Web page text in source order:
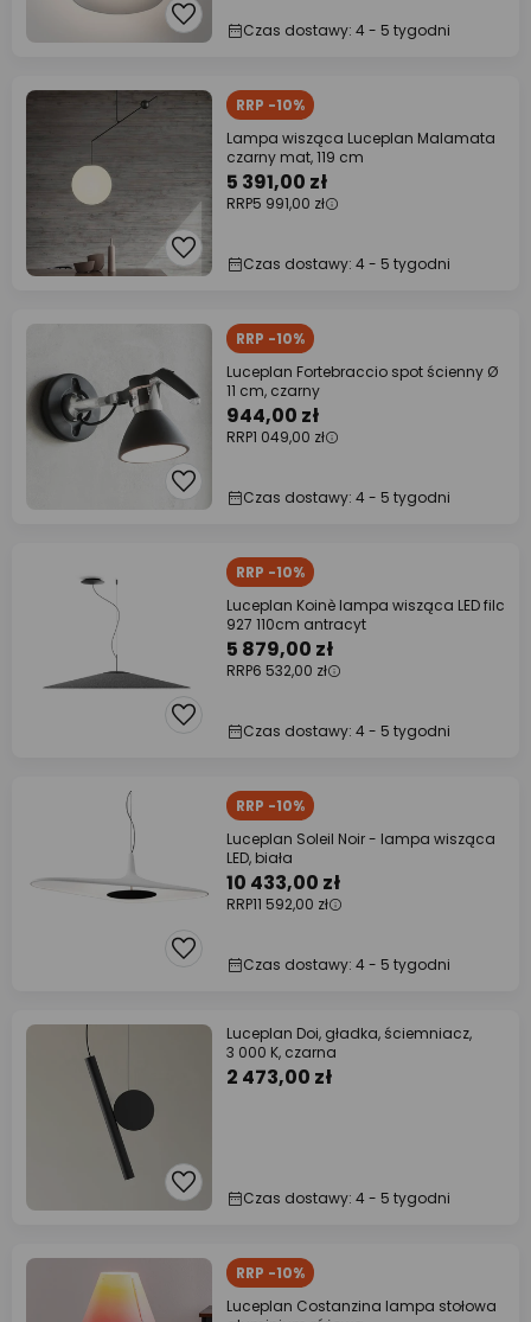
Czas dostawy: 4 - 5 tygodni
RRP -10%
Lampa wisząca Luceplan Malamata
czarny mat, 119 cm
5 391,00 zł
RRP5 991,00 zł
Czas dostawy: 4 - 5 tygodni
RRP -10%
Luceplan Fortebraccio spot ścienny Ø
11 cm, czarny
944,00 zł
RRP1 049,00 zł
Czas dostawy: 4 - 5 tygodni
RRP -10%
Luceplan Koinè lampa wisząca LED filc
927 110cm antracyt
5 879,00 zł
RRP6 532,00 zł
Czas dostawy: 4 - 5 tygodni
RRP -10%
Luceplan Soleil Noir - lampa wisząca
LED, biała
10 433,00 zł
RRP11 592,00 zł
Czas dostawy: 4 - 5 tygodni
Luceplan Doi, gładka, ściemniacz,
3 000 K, czarna
2 473,00 zł
Czas dostawy: 4 - 5 tygodni
RRP -10%
Luceplan Costanzina lampa stołowa